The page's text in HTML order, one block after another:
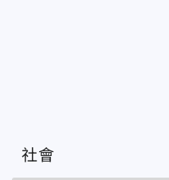
社會